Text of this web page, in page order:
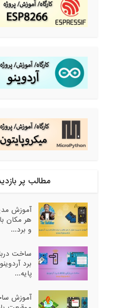
مطالب پر
آموزش
هر مکان
و برد...
پایه...
آموزش